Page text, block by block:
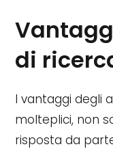
di
I vantaggi degli
molteplici, non
risposta da